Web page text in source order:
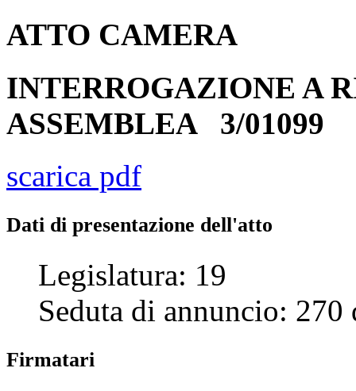
ATTO CAMERA
INTERROGAZIONE A
ASSEMBLEA 3/01099
scarica pdf
Dati di presentazione dell'atto
Legislatura: 19
Seduta di annuncio: 270
Firmatari